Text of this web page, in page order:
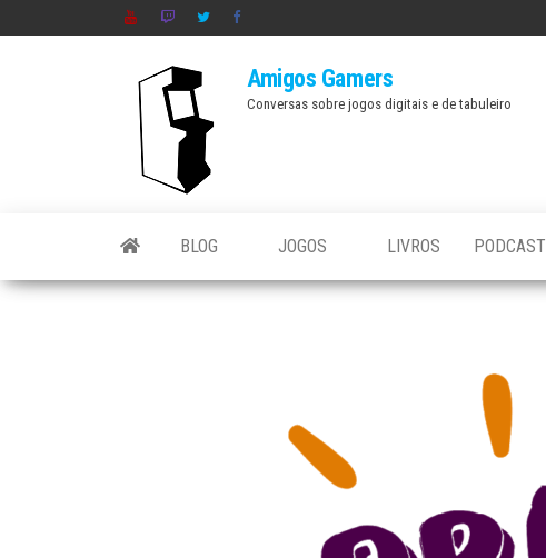
Amigos Gamers
Conversas sobre jogos digitais e de tabuleiro
BLOG JOGOS LIVROS PODCAST